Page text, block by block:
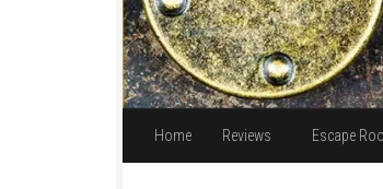
Home Reviews Escape